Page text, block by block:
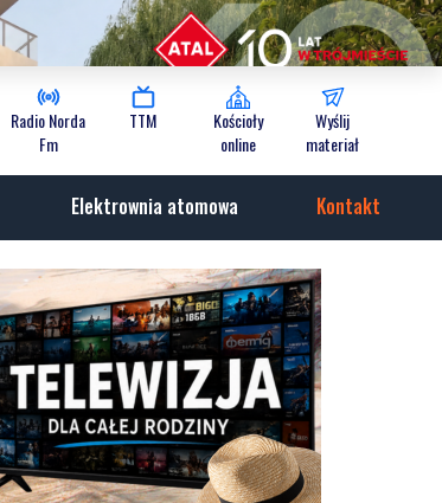
Radio Norda
Fm
TTM
Kościoły
online
Wyślij
materiał
Elektrownia atomowa Kontakt